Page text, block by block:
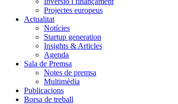
Projectes europeus
Actualitat
Notícies
Startup generation
Insights & Articles
Agenda
Sala de Premsa
Notes de premsa
Multimèdia
Publicacions
Borsa de treball